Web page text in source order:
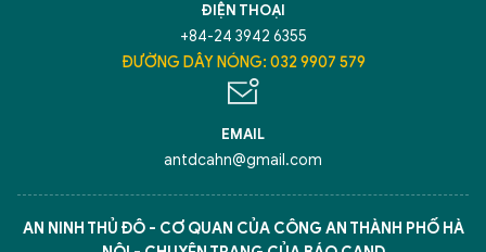
ĐIỆN THOẠI
+84-24 3942 6355
ĐƯỜNG DÂY NÓNG: 032 9907 579
EMAIL
antdcahn@gmail.com
AN NINH THỦ ĐÔ - CƠ QUAN CỦA CÔNG AN THÀNH PHỐ HÀ